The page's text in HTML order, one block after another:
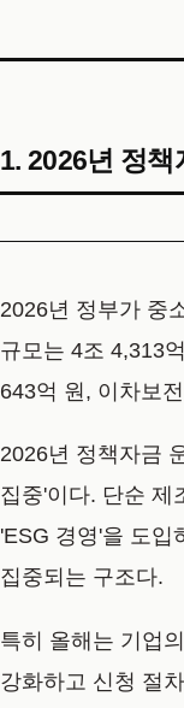
1. 2026년 정
2026년 정부가 중
규모는 4조 4,313
643억 원, 이차보
2026년 정책자금
집중'이다. 단순 제
'ESG 경영'을 도입
집중되는 구조다.
특히 올해는 기업
강화하고 신청 절